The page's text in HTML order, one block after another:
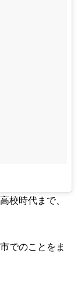
校時代まで、
でのことをま